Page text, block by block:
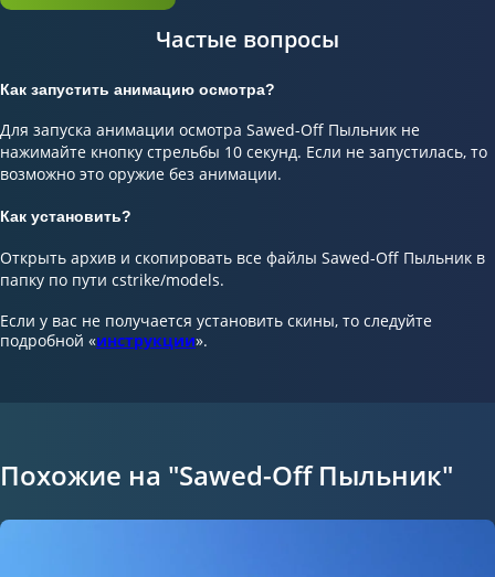
Частые вопросы
Как запустить анимацию осмотра?
Для запуска анимации осмотра Sawed-Off Пыльник не
нажимайте кнопку стрельбы 10 секунд. Если не запустилась, то
возможно это оружие без анимации.
Как установить?
Открыть архив и скопировать все файлы Sawed-Off Пыльник в
папку по пути cstrike/models.
Если у вас не получается установить скины, то следуйте
подробной «инструкции».
Похожие на "Sawed-Off Пыльник"